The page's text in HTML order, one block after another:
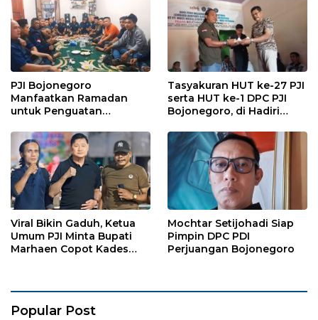
PJI Bojonegoro
Manfaatkan Ramadan
untuk Penguatan
Kebersamaan
Tasyakuran HUT ke-27 PJI
serta HUT ke-1 DPC PJI
Bojonegoro, di Hadiri
Viral Bikin Gaduh, Ketua
Umum PJI Minta Bupati
Marhaen Copot Kades
Mochtar Setijohadi Siap
Pimpin DPC PDI
Perjuangan Bojonegoro
Popular Post